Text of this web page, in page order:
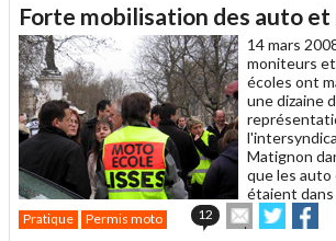
à
un
ami
Forte mobilisation des auto
14 mars
moniteurs
écoles ont
une dizaine
Matignon
que les
étaient dans
Pratique Permis moto 12
Envoyer
cet
Partager
sur sur